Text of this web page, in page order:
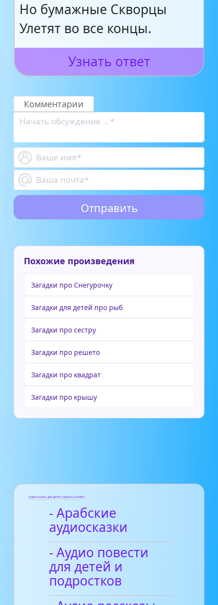
Но бумажные Скворцы
Улетят во все концы.
Узнать ответ
Комментарии
Похожие произведения
Загадки про Снегурочку
Загадки для детей про рыб
Загадки про сестру
Загадки про решето
Загадки про квадрат
Загадки про крышу
Аудиосказки для детей слушать онлайн
- Арабские
аудиосказки
- Аудио повести
для детей и
подростков